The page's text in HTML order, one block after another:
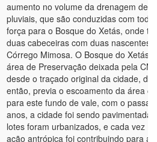
aumento no volume da drenagem de
pluviais, que são conduzidas com toda
força para o Bosque do Xetás, onde
duas cabeceiras com duas nascentes
Córrego Mimosa. O Bosque do Xetás
área de Preservação deixada pela
desde o traçado original da cidade,
então, previa o escoamento da área
para este fundo de vale, com o passar
anos, a cidade foi sendo pavimentada,
lotes foram urbanizados, e cada vez
ação antrópica foi contribuindo para a